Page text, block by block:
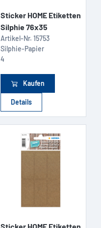
Sticker HOME Etiketten
Silphie 76x35
Artikel-Nr. 15753
Silphie-Papier
4
Kaufen
Details